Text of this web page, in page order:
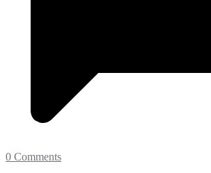
0 Comments